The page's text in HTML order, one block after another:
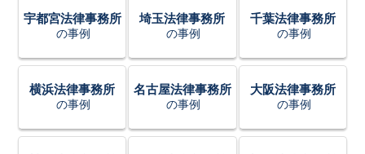
宇都宮法律事務所
の事例
埼玉法律事務所
の事例
千葉法律事務所
の事例
横浜法律事務所
の事例
名古屋法律事務所
の事例
大阪法律事務所
の事例